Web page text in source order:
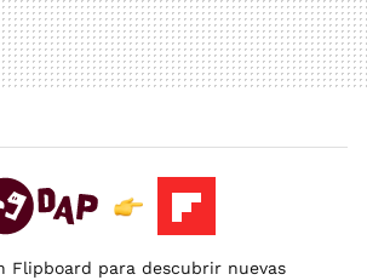
Flipboard para descubrir nuevas